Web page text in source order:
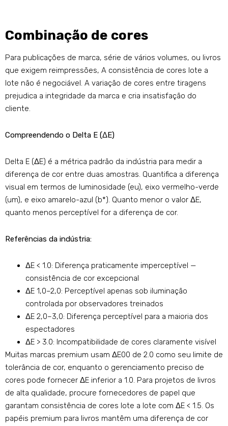
Combinação de cores
Para publicações de marca, série de vários volumes, ou livros
que exigem reimpressões, A consistência de cores lote a
lote não é negociável. A variação de cores entre tiragens
prejudica a integridade da marca e cria insatisfação do
cliente.
Compreendendo o Delta E (ΔE)
Delta E (ΔE) é a métrica padrão da indústria para medir a
diferença de cor entre duas amostras. Quantifica a diferença
visual em termos de luminosidade (eu), eixo vermelho-verde
(um), e eixo amarelo-azul (b*). Quanto menor o valor ΔE,
quanto menos perceptível for a diferença de cor.
Referências da indústria:
ΔE < 1.0: Diferença praticamente imperceptível —
consistência de cor excepcional
ΔE 1,0–2,0: Perceptível apenas sob iluminação
controlada por observadores treinados
ΔE 2,0–3,0: Diferença perceptível para a maioria dos
espectadores
ΔE > 3.0: Incompatibilidade de cores claramente visível
Muitas marcas premium usam ΔE00 de 2.0 como seu limite de
tolerância de cor, enquanto o gerenciamento preciso de
cores pode fornecer ΔE inferior a 1.0. Para projetos de livros
de alta qualidade, procure fornecedores de papel que
garantam consistência de cores lote a lote com ΔE < 1.5. Os
papéis premium para livros mantêm uma diferença de cor